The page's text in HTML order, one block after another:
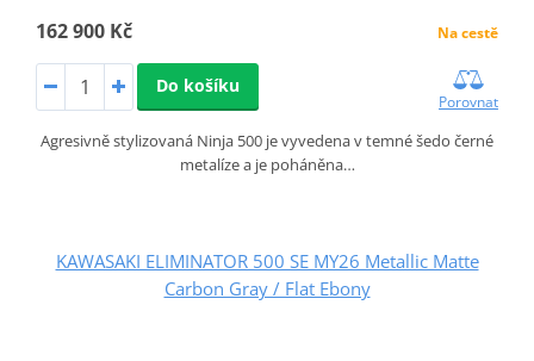
162 900 Kč Na cestě
Do košíku
Porovnat
Agresivně stylizovaná Ninja 500 je vyvedena v temné šedo černé
metalíze a je poháněna…
KAWASAKI ELIMINATOR 500 SE MY26 Metallic Matte
Carbon Gray / Flat Ebony